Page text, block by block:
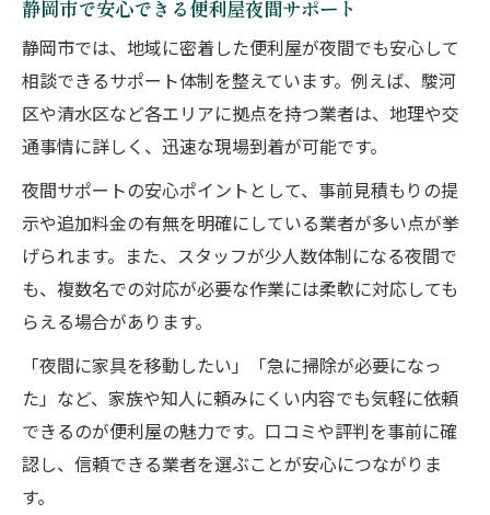
静岡市で安心できる便利屋夜間サポート
静岡市では、地域に密着した便利屋が夜間でも安心して
相談できるサポート体制を整えています。例えば、駿河
区や清水区など各エリアに拠点を持つ業者は、地理や交
通事情に詳しく、迅速な現場到着が可能です。
夜間サポートの安心ポイントとして、事前見積もりの提
示や追加料金の有無を明確にしている業者が多い点が挙
げられます。また、スタッフが少人数体制になる夜間で
も、複数名での対応が必要な作業には柔軟に対応しても
らえる場合があります。
「夜間に家具を移動したい」「急に掃除が必要になっ
た」など、家族や知人に頼みにくい内容でも気軽に依頼
できるのが便利屋の魅力です。口コミや評判を事前に確
認し、信頼できる業者を選ぶことが安心につながりま
す。